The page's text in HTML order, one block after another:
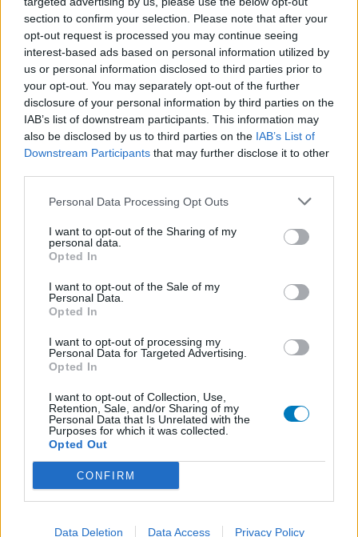
section to confirm your selection. Please note that after your
opt-out request is processed you may continue seeing
interest-based ads based on personal information utilized by
us or personal information disclosed to third parties prior to
your opt-out. You may separately opt-out of the further
disclosure of your personal information by third parties on the
IAB’s list of downstream participants. This information may
also be disclosed by us to third parties on the IAB’s List of
Downstream Participants that may further disclose it to other
Personal Data Processing Opt Outs
I want to opt-out of the Sharing of my
personal data.
Opted In
I want to opt-out of the Sale of my
Personal Data.
Opted In
I want to opt-out of processing my
Personal Data for Targeted Advertising.
Opted In
I want to opt-out of Collection, Use,
Retention, Sale, and/or Sharing of my
Personal Data that Is Unrelated with the
Purposes for which it was collected.
Opted Out
CONFIRM
Data Deletion Data Access Privacy Policy
Kranke... Lesen Sie mehr
ihre erfahrung 0 Kommentare
1 2 3 4 5
Empfängnis Verhütung - andere Mittel
Escitalopram (339)
Venlafaxin (326)
Depression - andere Mittel
Simvastatin (321)
Cholesterin
Depression - SSRI
Champix (297)
Citalopram (274)
Depression - SSRI
Lyrica (237)
Epilepsie